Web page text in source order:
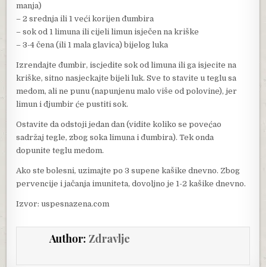
manja)
– 2 srednja ili 1 veći korijen đumbira
– sok od 1 limuna ili cijeli limun isječen na kriške
– 3-4 čena (ili 1 mala glavica) bijelog luka
Izrendajte đumbir, iscjedite sok od limuna ili ga isjecite na
kriške, sitno nasjeckajte bijeli luk. Sve to stavite u teglu sa
medom, ali ne punu (napunjenu malo više od polovine), jer
limun i đjumbir će pustiti sok.
Ostavite da odstoji jedan dan (vidite koliko se povećao
sadržaj tegle, zbog soka limuna i đumbira). Tek onda
dopunite teglu medom.
Ako ste bolesni, uzimajte po 3 supene kašike dnevno. Zbog
pervencije i jačanja imuniteta, dovoljno je 1-2 kašike dnevno.
Izvor: uspesnazena.com
Author: Zdravlje